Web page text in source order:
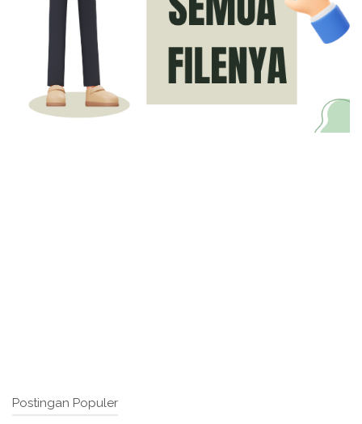
Postingan Populer